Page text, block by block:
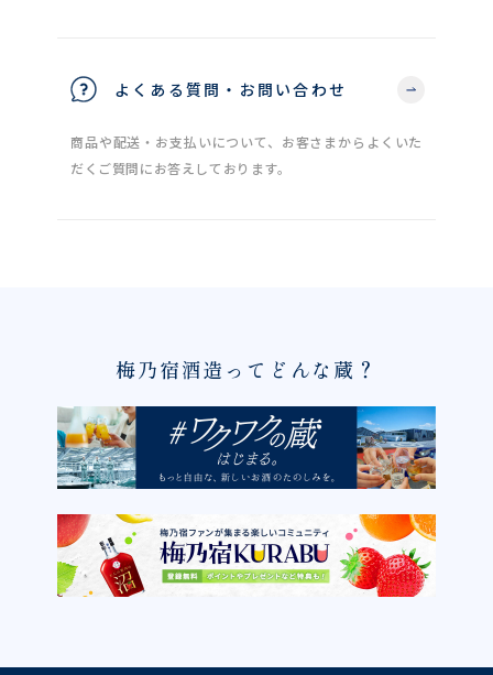
よくある質問・お問い合わせ
商品や配送・お支払いについて、お客さまからよくいた
だくご質問にお答えしております。
梅乃宿酒造ってどんな蔵？